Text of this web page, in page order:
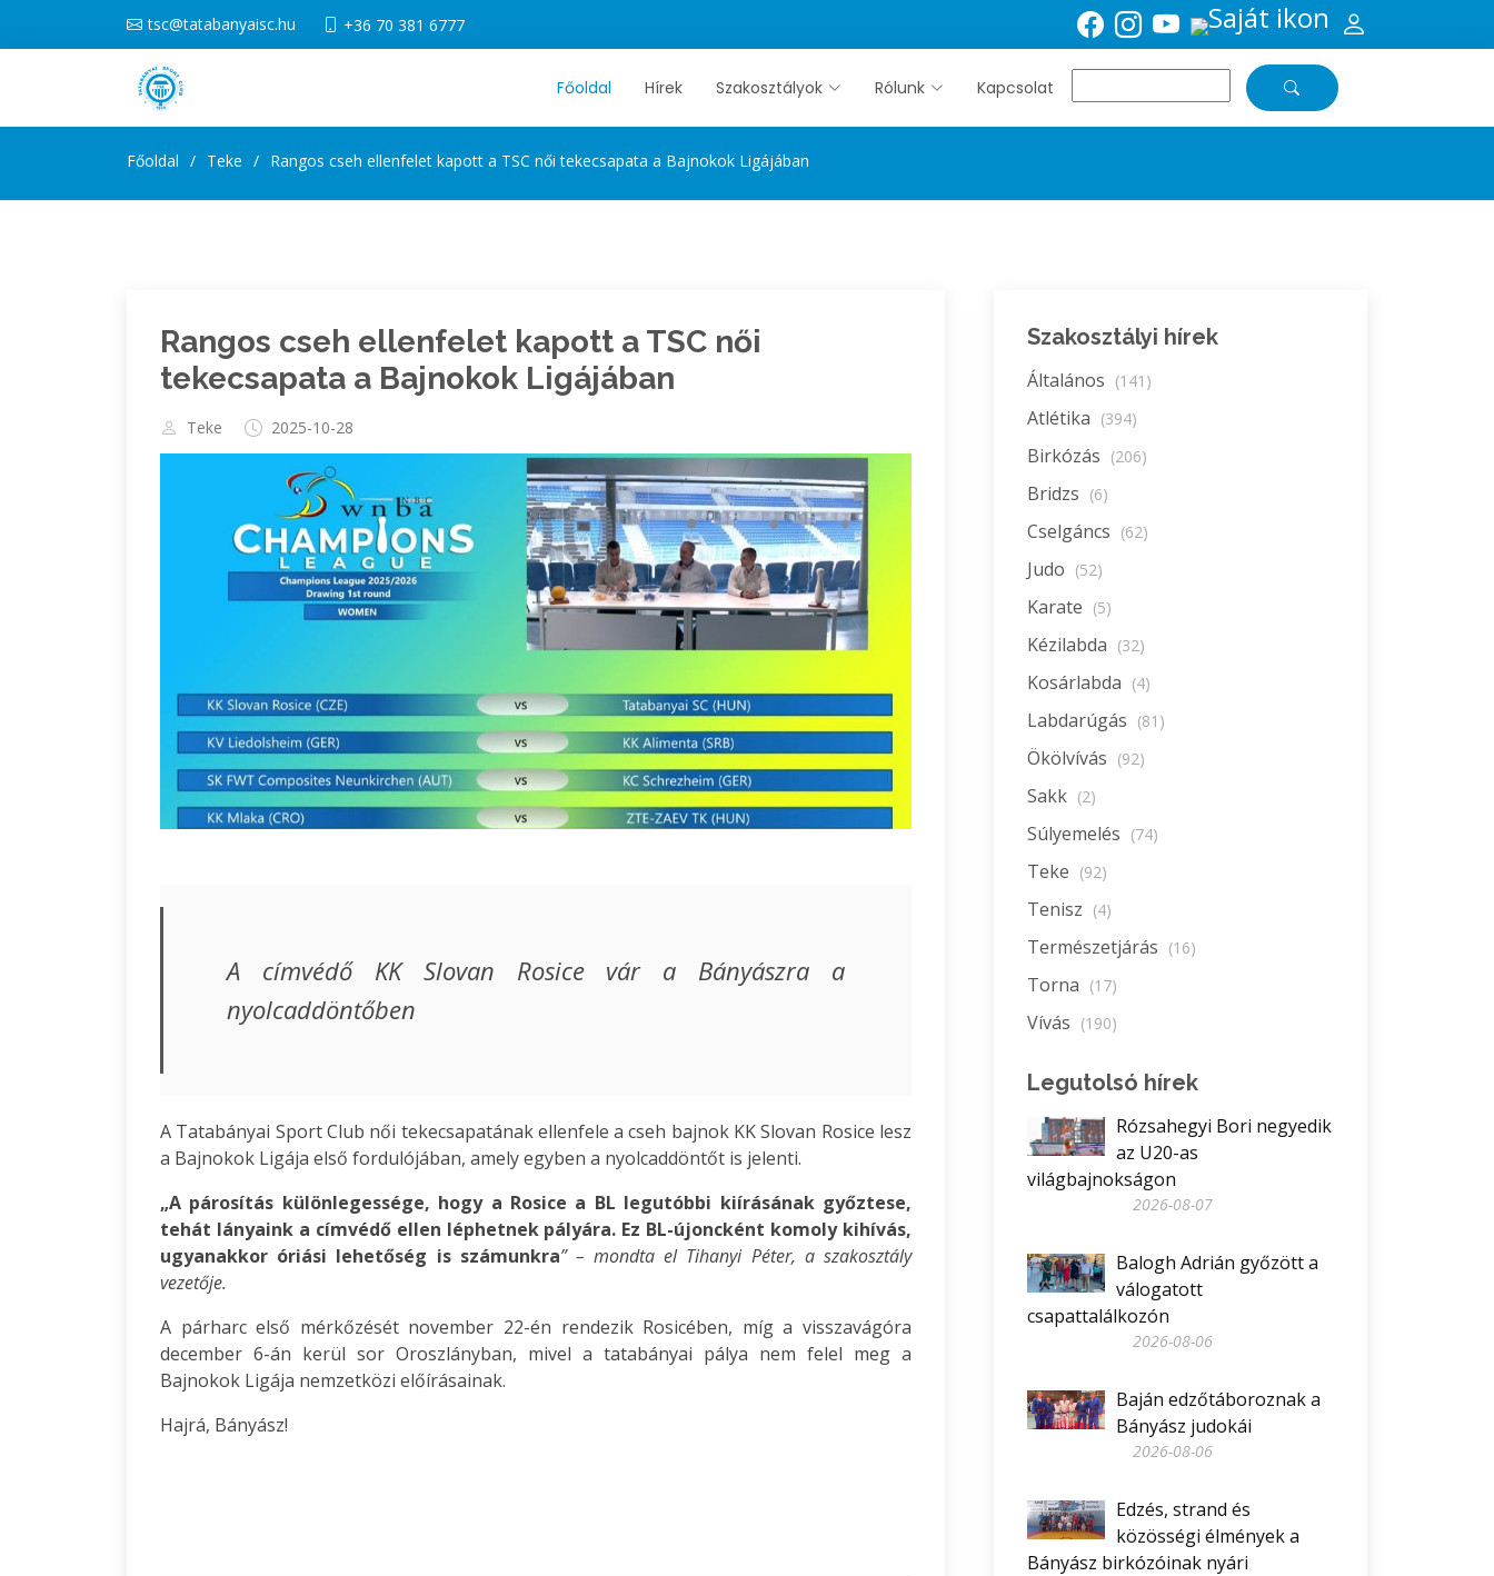
tsc@tatabanyaisc.hu +36 70 381 6777
Főoldal Hírek Szakosztályok Rólunk Kapcsolat
Főoldal Teke Rangos cseh ellenfelet kapott a TSC női tekecsapata a Bajnokok Ligájában
Rangos cseh ellenfelet kapott a TSC női
tekecsapata a Bajnokok Ligájában
Teke 2025-10-28
A címvédő KK Slovan Rosice vár a Bányászra a
nyolcaddöntőben
A Tatabányai Sport Club női tekecsapatának ellenfele a cseh bajnok KK Slovan Rosice lesz
a Bajnokok Ligája első fordulójában, amely egyben a nyolcaddöntőt is jelenti.
„A párosítás különlegessége, hogy a Rosice a BL legutóbbi kiírásának győztese,
tehát lányaink a címvédő ellen léphetnek pályára. Ez BL-újoncként komoly kihívás,
ugyanakkor óriási lehetőség is számunkra” – mondta el Tihanyi Péter, a szakosztály
vezetője.
A párharc első mérkőzését november 22-én rendezik Rosicében, míg a visszavágóra
december 6-án kerül sor Oroszlányban, mivel a tatabányai pálya nem felel meg a
Bajnokok Ligája nemzetközi előírásainak.
Hajrá, Bányász!
Szakosztályi hírek
Általános (141)
Atlétika (394)
Birkózás (206)
Bridzs (6)
Cselgáncs (62)
Judo (52)
Karate (5)
Kézilabda (32)
Kosárlabda (4)
Labdarúgás (81)
Ökölvívás (92)
Sakk (2)
Súlyemelés (74)
Teke (92)
Tenisz (4)
Természetjárás (16)
Torna (17)
Vívás (190)
Legutolsó hírek
Rózsahegyi Bori negyedik
az U20-as
világbajnokságon
2026-08-07
Balogh Adrián győzött a
válogatott
csapattalálkozón
2026-08-06
Baján edzőtáboroznak a
Bányász judokái
2026-08-06
Edzés, strand és
közösségi élmények a
Bányász birkózóinak nyári